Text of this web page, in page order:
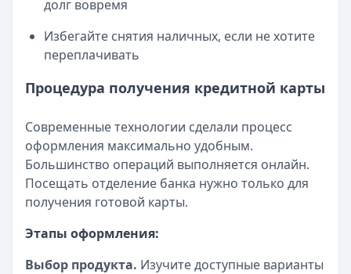
долг вовремя
Избегайте снятия наличных, если не хотите
переплачивать
Процедура получения кредитной карты
Современные технологии сделали процесс
оформления максимально удобным.
Большинство операций выполняется онлайн.
Посещать отделение банка нужно только для
получения готовой карты.
Этапы оформления:
Выбор продукта. Изучите доступные варианты